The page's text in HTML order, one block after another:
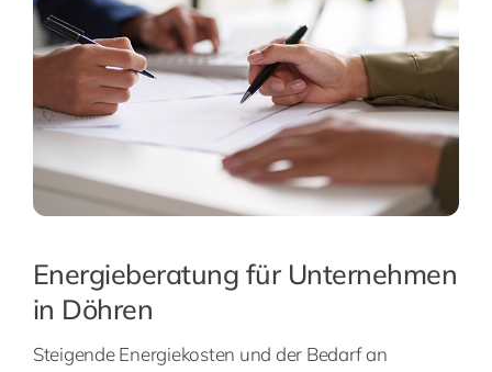
Energieberatung für Unternehmen
in Döhren
Steigende Energiekosten und der Bedarf an